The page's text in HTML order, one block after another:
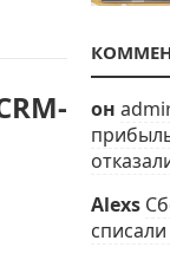
он
Alexs